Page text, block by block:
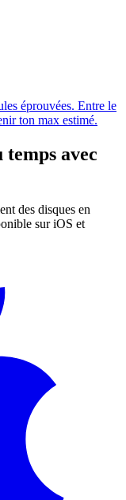
éprouvées. Entre le
ton max estimé.
avec
des disques en
sur iOS et